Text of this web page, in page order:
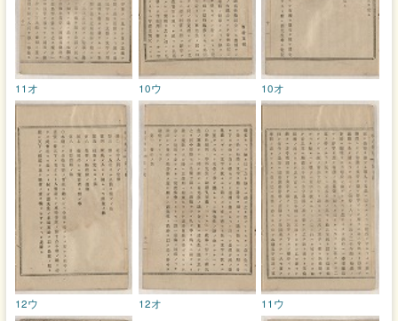
10オ
10ウ
11オ
11ウ
12オ
12ウ